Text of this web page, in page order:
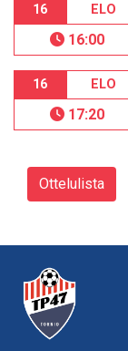
16 ELO
16:00
16 ELO
17:20
Ottelulista